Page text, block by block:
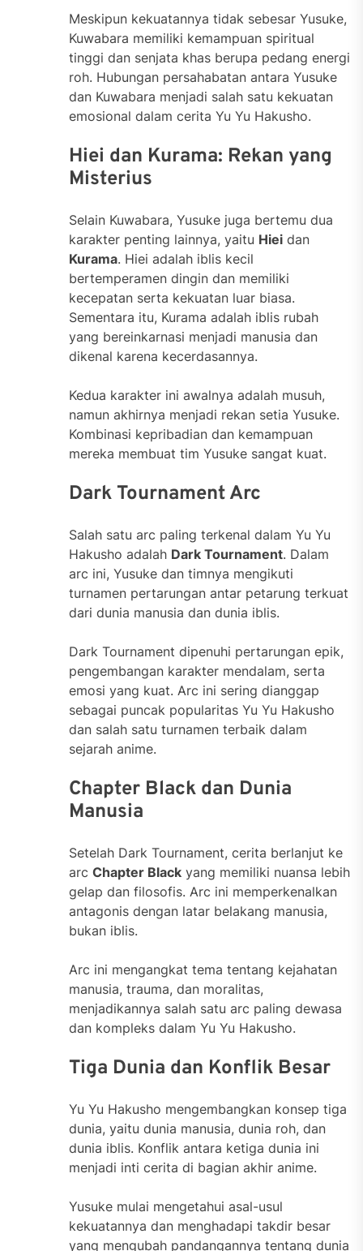
Meskipun kekuatannya tidak sebesar Yusuke,
Kuwabara memiliki kemampuan spiritual
tinggi dan senjata khas berupa pedang energi
roh. Hubungan persahabatan antara Yusuke
dan Kuwabara menjadi salah satu kekuatan
emosional dalam cerita Yu Yu Hakusho.
Hiei dan Kurama: Rekan yang
Misterius
Selain Kuwabara, Yusuke juga bertemu dua
karakter penting lainnya, yaitu Hiei dan
Kurama. Hiei adalah iblis kecil
bertemperamen dingin dan memiliki
kecepatan serta kekuatan luar biasa.
Sementara itu, Kurama adalah iblis rubah
yang bereinkarnasi menjadi manusia dan
dikenal karena kecerdasannya.
Kedua karakter ini awalnya adalah musuh,
namun akhirnya menjadi rekan setia Yusuke.
Kombinasi kepribadian dan kemampuan
mereka membuat tim Yusuke sangat kuat.
Dark Tournament Arc
Salah satu arc paling terkenal dalam Yu Yu
Hakusho adalah Dark Tournament. Dalam
arc ini, Yusuke dan timnya mengikuti
turnamen pertarungan antar petarung terkuat
dari dunia manusia dan dunia iblis.
Dark Tournament dipenuhi pertarungan epik,
pengembangan karakter mendalam, serta
emosi yang kuat. Arc ini sering dianggap
sebagai puncak popularitas Yu Yu Hakusho
dan salah satu turnamen terbaik dalam
sejarah anime.
Chapter Black dan Dunia
Manusia
Setelah Dark Tournament, cerita berlanjut ke
arc Chapter Black yang memiliki nuansa lebih
gelap dan filosofis. Arc ini memperkenalkan
antagonis dengan latar belakang manusia,
bukan iblis.
Arc ini mengangkat tema tentang kejahatan
manusia, trauma, dan moralitas,
menjadikannya salah satu arc paling dewasa
dan kompleks dalam Yu Yu Hakusho.
Tiga Dunia dan Konflik Besar
Yu Yu Hakusho mengembangkan konsep tiga
dunia, yaitu dunia manusia, dunia roh, dan
dunia iblis. Konflik antara ketiga dunia ini
menjadi inti cerita di bagian akhir anime.
Yusuke mulai mengetahui asal-usul
kekuatannya dan menghadapi takdir besar
yang mengubah pandangannya tentang dunia